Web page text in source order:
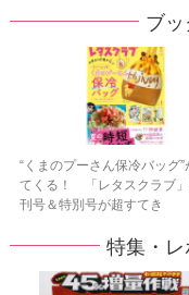
ブ
“くまのプーさん保冷バッグ”
てくる！ 「レタスクラブ
刊号＆特別号が超すてき
特集・